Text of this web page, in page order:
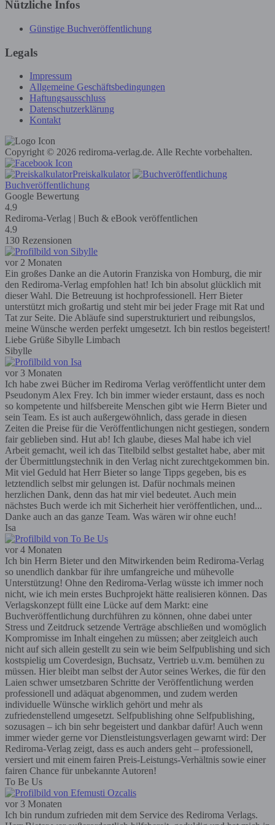
Nützliche Infos
Günstige Buchveröffentlichung
Legals
Impressum
Allgemeine Geschäftsbedingungen
Haftungsausschluss
Datenschutzerklärung
Kontakt
Copyright © 2026 rediroma-verlag.de. Alle Rechte vorbehalten.
Preiskalkulator
Buchveröffentlichung
Google Bewertung
4.9
Rediroma-Verlag | Buch & eBook veröffentlichen
4.9
130 Rezensionen
vor 2 Monaten
Ein großes Danke an die Autorin Franziska von Homburg, die mir
den Rediroma-Verlag empfohlen hat! Ich bin absolut glücklich mit
dieser Wahl. Die Betreuung ist hochprofessionell. Herr Bieter
unterstützt mich großartig und steht mir bei jeder Frage mit Rat und
Tat zur Seite. Die Abläufe sind superstrukturiert und reibungslos,
meine Wünsche werden perfekt umgesetzt. Ich bin restlos begeistert!
Liebe Grüße Sibylle Limbach
Sibylle
vor 3 Monaten
Ich habe zwei Bücher im Rediroma Verlag veröffentlicht unter dem
Pseudonym Alex Frey. Ich bin immer wieder erstaunt, dass es noch
so kompetente und hilfsbereite Menschen gibt wie Herrn Bieter und
sein Team. Es ist auch außergewöhnlich, dass gerade in diesen
Zeiten die Preise für die Veröffentlichungen nicht gestiegen, sondern
fair geblieben sind. Hut ab! Ich glaube, dieses Mal habe ich viel
Arbeit gemacht, weil ich das Titelbild selbst gestaltet habe, aber mit
der Übermittlungstechnik in den Verlag nicht zurechtgekommen bin.
Mit viel Geduld hat Herr Bieter so lange Tipps gegeben, bis es
letztendlich selbst mir gelungen ist. Dafür nochmals meinen
herzlichen Dank, denn das hat mir viel bedeutet. Auch mein
nächstes Buch werde ich mit Sicherheit hier veröffentlichen, und...
Danke auch an das ganze Team. Was wären wir ohne euch!
Isa
vor 4 Monaten
Ich bin Herrn Bieter und den Mitwirkenden beim Rediroma-Verlag
so unendlich dankbar für ihre umfangreiche und mühevolle
Unterstützung! Ohne den Rediroma-Verlag wüsste ich immer noch
nicht, wie ich mein erstes Buchprojekt hätte realisieren können. Das
Verlagskonzept füllt eine Lücke auf dem Markt: eine
Buchveröffentlichung durchführen zu können, ohne dabei unter
Stress und Zeitdruck setzende Verträge abschließen und womöglich
Kompromisse im Inhalt eingehen zu müssen; aber zeitgleich auch
nicht auf sich allein gestellt zu sein wie beim Selfpublishing und sich
kostspielig um Coverdesign, Buchsatz, Vertrieb u.v.m. bemühen zu
müssen. Hier bleibt man selbst der Autor seines Werkes, die für den
Laien schwer umsetzbaren Schritte der Veröffentlichung werden
professionell und adäquat abgenommen, und zudem werden
individuelle Wünsche wirklich gehört und mehr als
zufriedenstellend umgesetzt. Selfpublishing ohne Selfpublishing,
sozusagen – ich bin sehr begeistert und dankbar dafür! Auch wenn
immer wieder gerne vor Dienstleistungsverlagen gewarnt wird: Der
Rediroma-Verlag zeigt, dass es auch anders geht – professionell,
versiert und mit einem fairen Preis-Leistungs-Verhältnis sowie einer
fairen Chance für unbekannte Autoren!
To Be Us
vor 3 Monaten
Ich bin rundum zufrieden mit dem Service des Rediroma Verlags.